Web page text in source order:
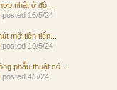
nhất ở độ...
posted 16/5/24
mỡ tiên tiến...
posted 10/5/24
phẫu thuật có...
posted 4/5/24